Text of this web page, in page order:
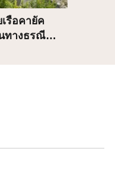
รือคายัค
ทางธรณี…